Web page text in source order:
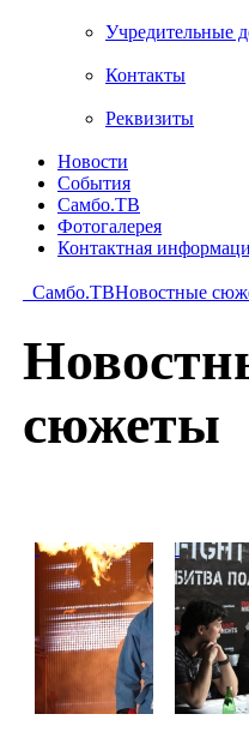
Учредительные
Контакты
Реквизиты
Новости
События
Самбо.ТВ
Фотогалерея
Контактная
Самбо.ТВНовостные
сюжеты